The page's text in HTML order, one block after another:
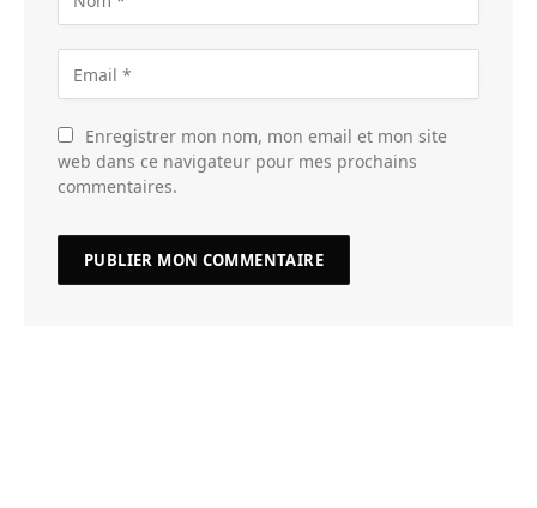
Enregistrer mon nom, mon email et mon site
web dans ce navigateur pour mes prochains
commentaires.